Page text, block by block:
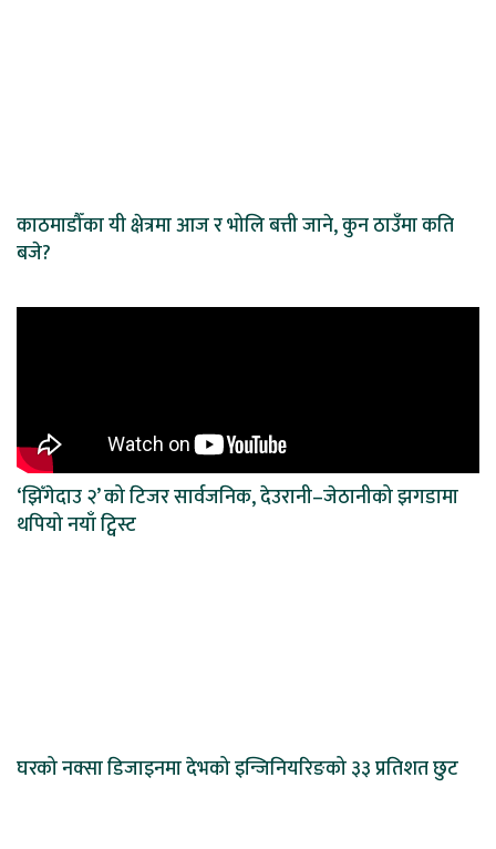
काठमाडौँका यी क्षेत्रमा आज र भोलि बत्ती जाने, कुन ठाउँमा कति
बजे?
‘झिँगेदाउ २’ को टिजर सार्वजनिक, देउरानी–जेठानीको झगडामा
थपियो नयाँ ट्विस्ट
घरको नक्सा डिजाइनमा देभको इन्जिनियरिङको ३३ प्रतिशत छुट